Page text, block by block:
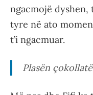
ngacmojë dyshen,
tyre në ato
t’i ngacmuar.
Plasën